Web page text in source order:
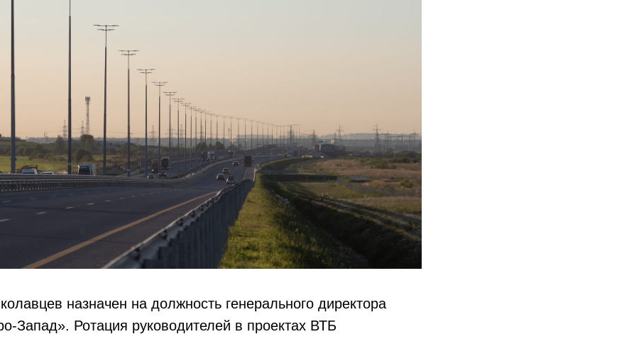
назначен на должность генерального директора
Ротация руководителей в проектах ВТБ